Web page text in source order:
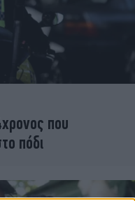
που
πόδι